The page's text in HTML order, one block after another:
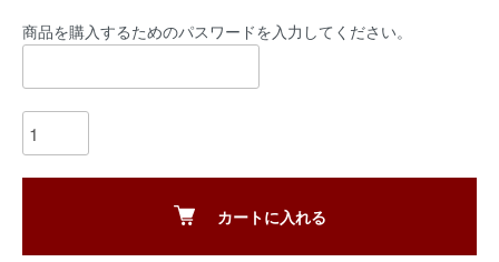
商品を購入するためのパスワードを入力してください。
カートに入れる